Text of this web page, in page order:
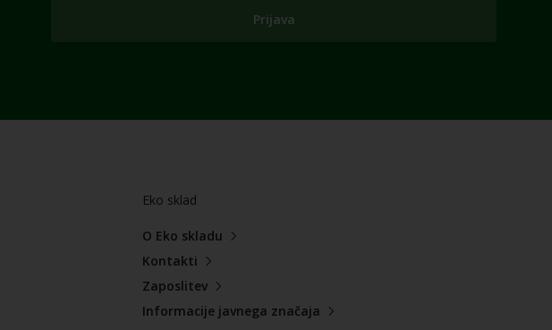
Prijava
Eko sklad
O Eko skladu
Kontakti
Zaposlitev
Informacije javnega značaja